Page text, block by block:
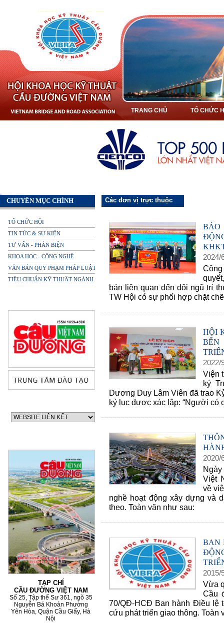
TRANG CHỦ TỔ CHỨC
CHUYÊN MỤC CHÍNH
TỔ CHỨC HỘI
TIN TỨC & SỰ KIỆN
TƯ VẤN - PHẢN BIỆN
KHOA HOC - CÔNG NGHỆ
VĂN BẢN QUY PHẠM PHÁP LUẬT
TIÊU CHUẨN KỸ THUẬT NGÀNH
TẠP CHÍ
CẦU ĐƯỜNG VIỆT NAM
Số 25, Tập thể Sư 361, ngõ 35
Nguyễn Bá Khoản Phường
Yên Hòa, Quận Cầu Giấy, Hà
Nội
Các đơn vị trực thuộc
2024/
bản liên quan đến đội ngũ trí
TW Hội có sự phối hợp chặt
HỘI
BẾN
2022/
Viện
ký
Dương Duy Lâm Viên đã trao
kỷ lục được xác lập: “Người có
2020/
Việt
về
nghề hoạt động xây dựng và
theo. Toàn văn như sau:
BAN
2015/
Vừa
Cầu
70/QĐ-HCĐ Ban hành Điều lệ
cứu phát triển giao thông. Toàn
60 NĂM ĐIỆN BIÊN